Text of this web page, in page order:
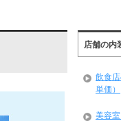
店舗の内
飲食
単価）
美容